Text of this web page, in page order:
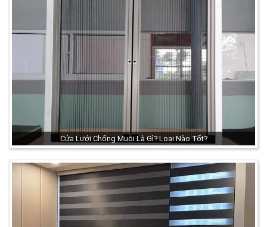
Cửa Lưới Chống Muỗi Là Gì? Loại Nào Tốt?